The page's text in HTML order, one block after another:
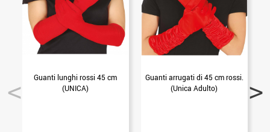
Guanti lunghi rossi 45 cm
(UNICA)
Guanti arrugati di 45 cm rossi.
(Unica Adulto)